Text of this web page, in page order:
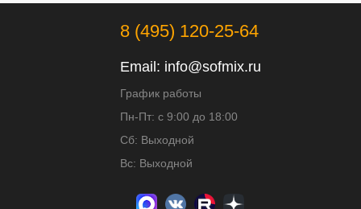
8 (495) 120-25-64
Email: info@sofmix.ru
График работы
Пн-Пт: с 9:00 до 18:00
Сб: Выходной
Вс: Выходной